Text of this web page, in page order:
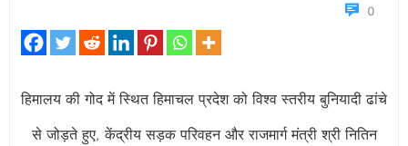
0
हिमालय की गोद में स्थित हिमाचल प्रदेश को विश्व स्तरीय बुनियादी ढांचे
से जोड़ते हुए, केंद्रीय सड़क परिवहन और राजमार्ग मंत्री श्री नितिन